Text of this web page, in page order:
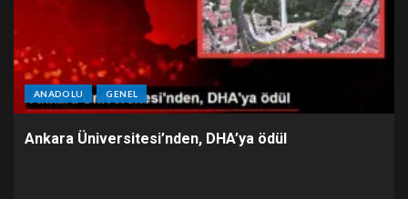
ANADOLU GENEL
Ankara Üniversitesi’nden, DHA’ya ödül